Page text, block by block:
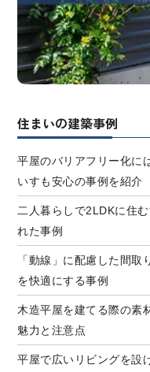
住まいの建築事例
平屋のバリアフリー化に
いすも安心の事例を紹介
二人暮らしで2LDKに住
れた事例
「動線」に配慮した間
を快適にする事例
木造平屋を建てる際の素
魅力と注意点
平屋で広いリビングを設